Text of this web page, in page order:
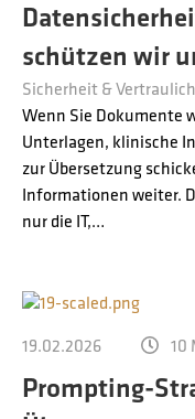
schützen wir
Sicherheit &
Wenn Sie Dokumente
Unterlagen, klinische
zur Übersetzung
Informationen weiter.
nur die IT,…
19.02.2026 10
Prompting-